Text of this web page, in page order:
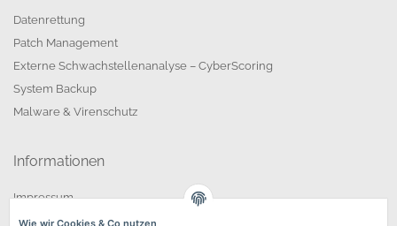
Datenrettung
Patch Management
Externe Schwachstellenanalyse – CyberScoring
System Backup
Malware & Virenschutz
Informationen
Impressum
Datenschutzerklärung
Wie wir Cookies & Co nutzen